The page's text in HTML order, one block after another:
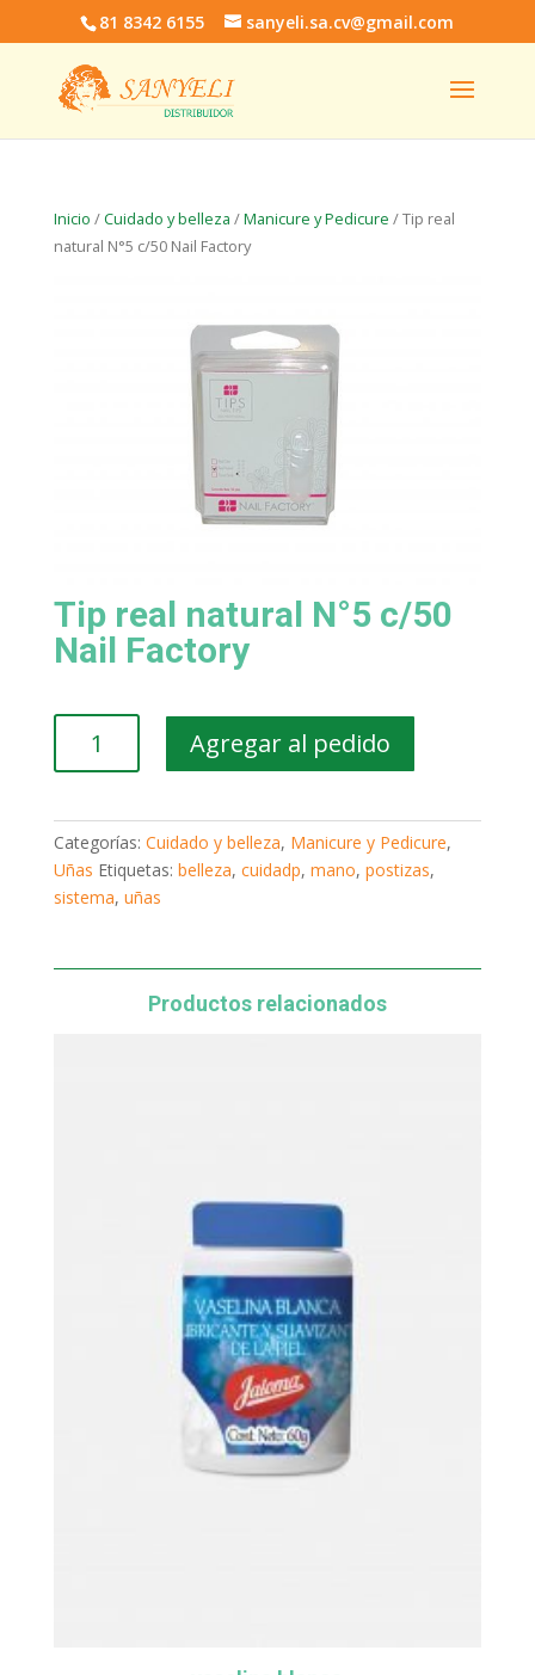
81 8342 6155 sanyeli.sa.cv@gmail.com
Inicio /Cuidado y belleza /Manicure y Pedicure / Tip real
natural N°5 c/50 Nail Factory
Tip real natural N°5 c/50
Nail Factory
c/50
Nail
Factory
Agregar al pedido
Categorías: Cuidado y belleza, Manicure y Pedicure,
Uñas Etiquetas: belleza, cuidadp, mano, postizas,
sistema, uñas
Productos relacionados